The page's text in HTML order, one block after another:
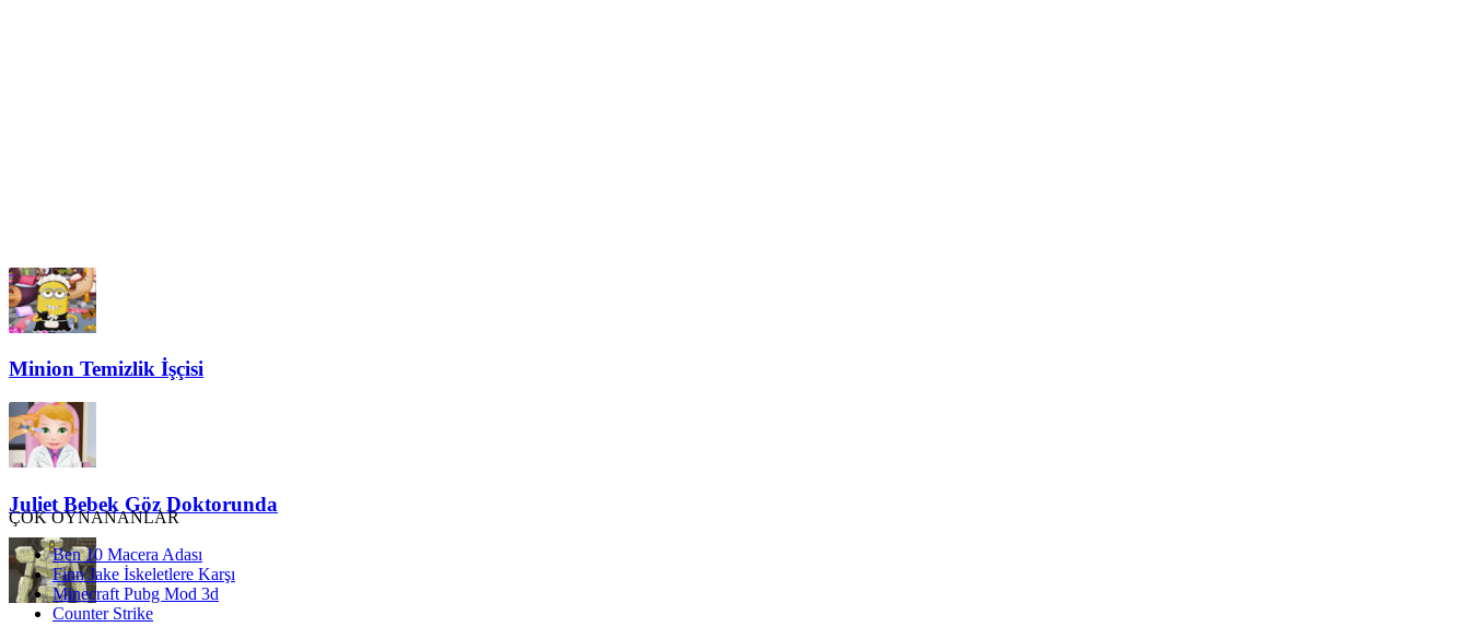
Minion Temizlik İşçisi
Juliet Bebek Göz Doktorunda
ÇOK OYNANANLAR
Ben 10 Macera Adası
Finn Jake İskeletlere Karşı
Minecraft Pubg Mod 3d
Counter Strike